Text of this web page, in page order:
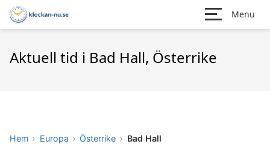
Menu
Aktuell tid i Bad Hall, Österrike
Hem Europa Österrike Bad Hall